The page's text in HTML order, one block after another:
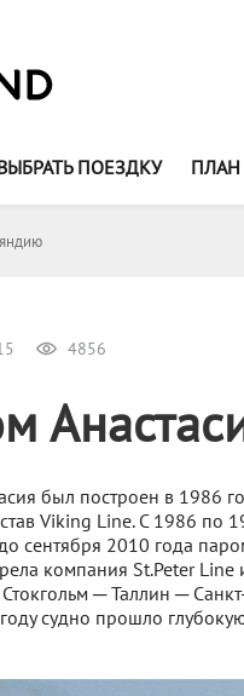
ПОЕЗДКУ
4856
был построен в 1986
Viking Line. C 1986 по
до сентября 2010 года
компания St.Peter Line
─ Таллин ─
судно прошло